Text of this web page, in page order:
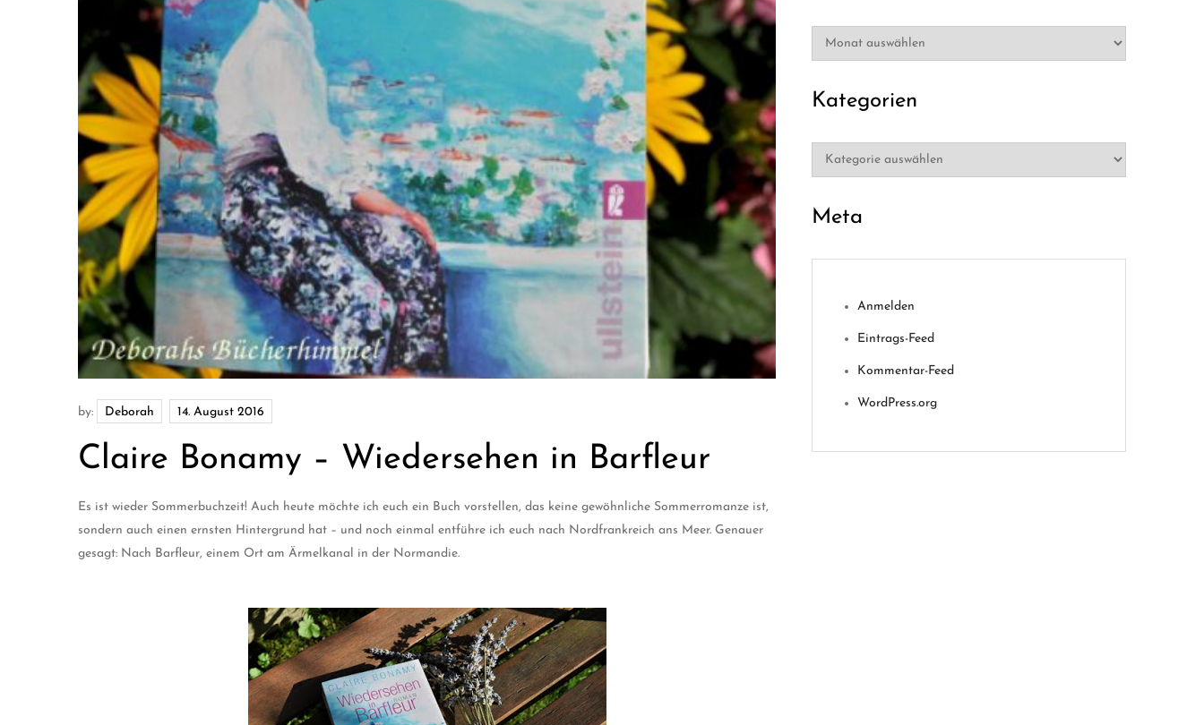
by: Deborah
Claire Bonamy – Wiedersehen in Barfleur
Es ist wieder Sommerbuchzeit! Auch heute möchte ich euch ein Buch vorstellen, das keine gewöhnliche Sommerromanze ist,
sondern auch einen ernsten Hintergrund hat – und noch einmal entführe ich euch nach Nordfrankreich ans Meer. Genauer
gesagt: Nach Barfleur, einem Ort am Ärmelkanal in der Normandie.
Archiv
Kategorien
Kategorien
Meta
Anmelden
Eintrags-Feed
Kommentar-Feed
WordPress.org